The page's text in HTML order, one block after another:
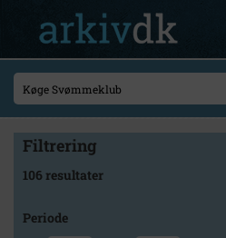
Filtrering
106 resultater
Periode